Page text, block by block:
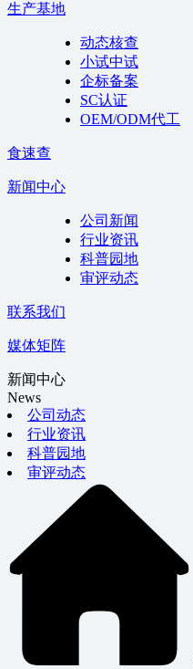
生产基地
动态核查
小试中试
企标备案
SC认证
OEM/ODM代工
食速查
新闻中心
公司新闻
行业资讯
科普园地
审评动态
联系我们
媒体矩阵
新闻中心
News
公司动态
行业资讯
科普园地
审评动态